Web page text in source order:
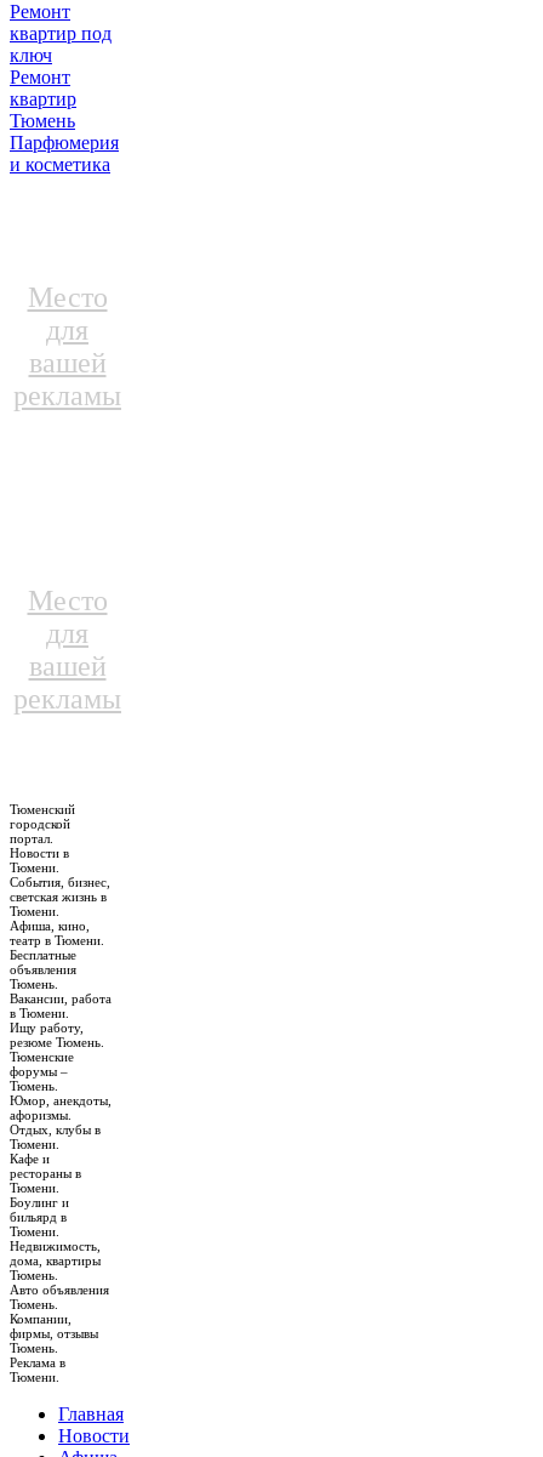
Ремонт
квартир под
ключ
Ремонт
квартир
Тюмень
Парфюмерия
и косметика
Место
для
вашей
рекламы
Место
для
вашей
рекламы
Тюменский
городской
портал.
Новости в
Тюмени.
События, бизнес,
светская жизнь в
Тюмени.
Афиша, кино,
театр в Тюмени.
Бесплатные
объявления
Тюмень.
Вакансии, работа
в Тюмени.
Ищу работу,
резюме Тюмень.
Тюменские
форумы –
Тюмень.
Юмор, анекдоты,
афоризмы.
Отдых, клубы в
Тюмени.
Кафе и
рестораны в
Тюмени.
Боулинг и
бильярд в
Тюмени.
Недвижимость,
дома, квартиры
Тюмень.
Авто объявления
Тюмень.
Компании,
фирмы, отзывы
Тюмень.
Реклама в
Тюмени.
Главная
Новости